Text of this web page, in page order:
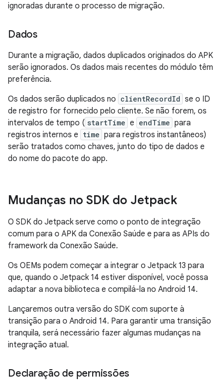
ignoradas durante o processo de migração.
Dados
Durante a migração, dados duplicados originados do APK
serão ignorados. Os dados mais recentes do módulo têm
preferência.
Os dados serão duplicados no clientRecordId se o ID
de registro for fornecido pelo cliente. Se não forem, os
intervalos de tempo ( startTime e endTime para
registros internos e time para registros instantâneos)
serão tratados como chaves, junto do tipo de dados e
do nome do pacote do app.
Mudanças no SDK do Jetpack
O SDK do Jetpack serve como o ponto de integração
comum para o APK da Conexão Saúde e para as APIs do
framework da Conexão Saúde.
Os OEMs podem começar a integrar o Jetpack 13 para
que, quando o Jetpack 14 estiver disponível, você possa
adaptar a nova biblioteca e compilá-la no Android 14.
Lançaremos outra versão do SDK com suporte à
transição para o Android 14. Para garantir uma transição
tranquila, será necessário fazer algumas mudanças na
integração atual.
Declaração de permissões